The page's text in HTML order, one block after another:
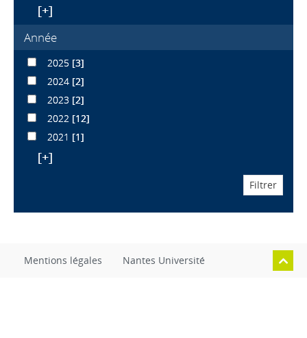
[+]
Année
2025 [3]
2024 [2]
2023 [2]
2022 [12]
2021 [1]
[+]
Mentions légales Nantes Université